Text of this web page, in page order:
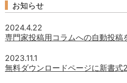
お知らせ
2024.4.22
専門家投稿用コラムへの自動投稿
2023.11.1
無料ダウンロードページに新書式